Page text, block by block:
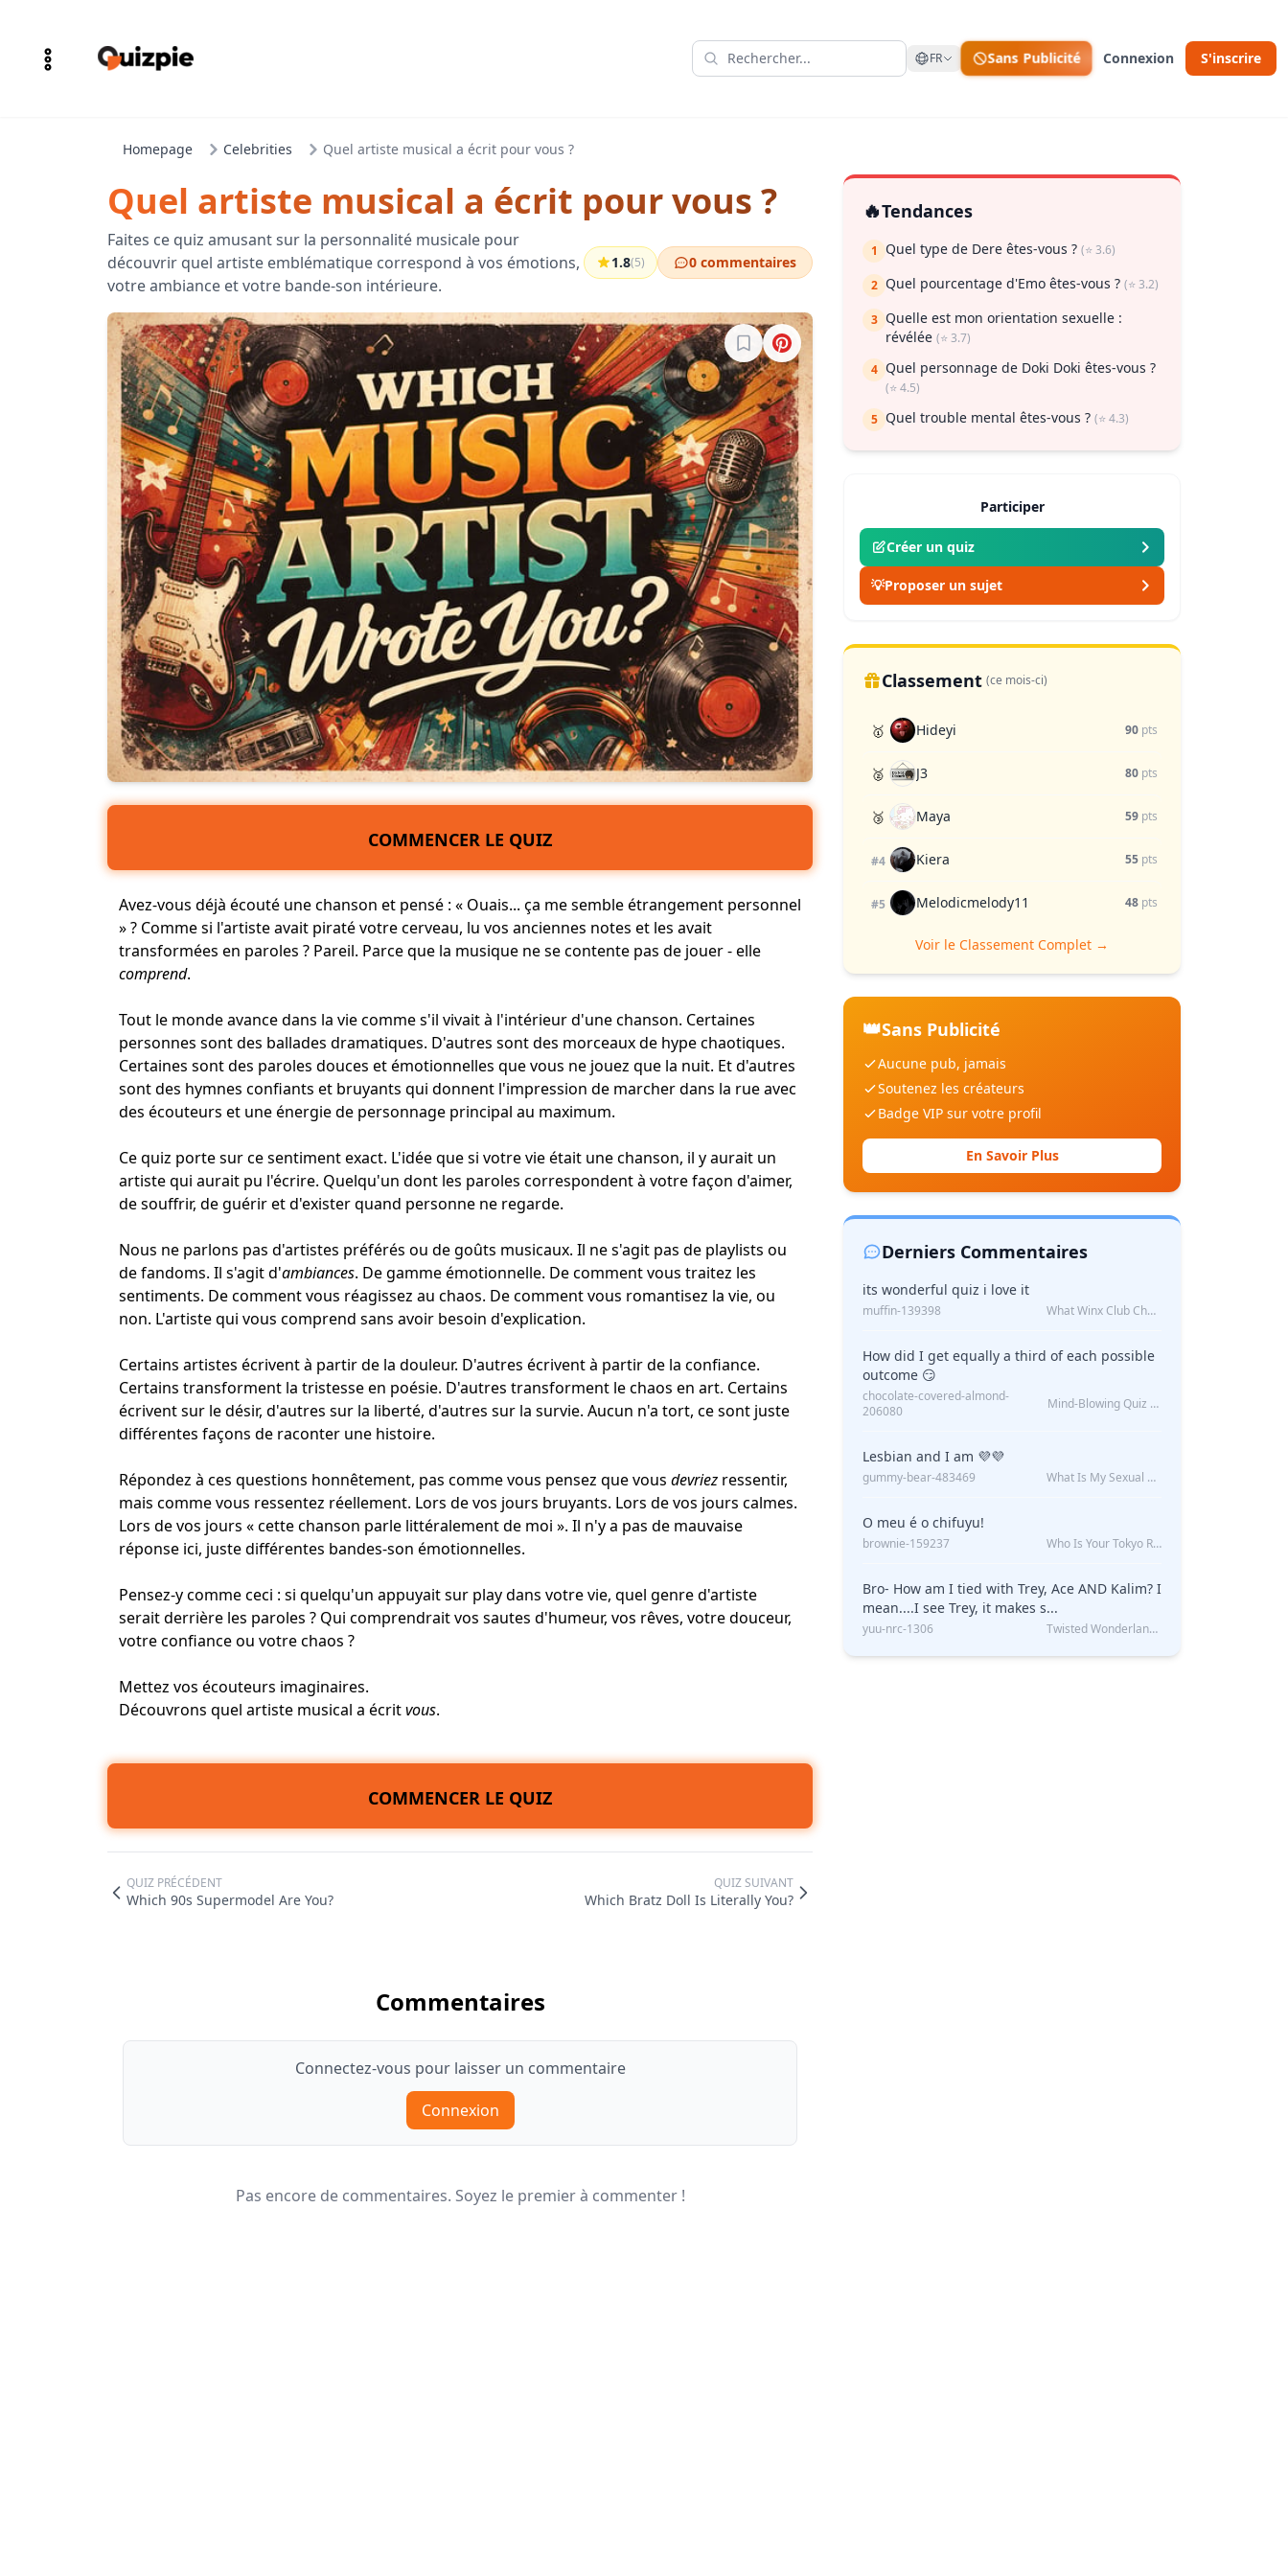
FR Sans Publicité Connexion S'inscrire
Homepage Celebrities Quel artiste musical a écrit pour vous ?
Quel artiste musical a écrit pour vous ?
Faites ce quiz amusant sur la personnalité musicale pour
découvrir quel artiste emblématique correspond à vos émotions,
votre ambiance et votre bande-son intérieure.
1.8(5) 0 commentaires
Connectez-vous pour enregistrer
COMMENCER LE QUIZ
Avez-vous déjà écouté une chanson et pensé : « Ouais... ça me semble étrangement personnel
» ? Comme si l'artiste avait piraté votre cerveau, lu vos anciennes notes et les avait
transformées en paroles ? Pareil. Parce que la musique ne se contente pas de jouer - elle
comprend.
Tout le monde avance dans la vie comme s'il vivait à l'intérieur d'une chanson. Certaines
personnes sont des ballades dramatiques. D'autres sont des morceaux de hype chaotiques.
Certaines sont des paroles douces et émotionnelles que vous ne jouez que la nuit. Et d'autres
sont des hymnes confiants et bruyants qui donnent l'impression de marcher dans la rue avec
des écouteurs et une énergie de personnage principal au maximum.
Ce quiz porte sur ce sentiment exact. L'idée que si votre vie était une chanson, il y aurait un
artiste qui aurait pu l'écrire. Quelqu'un dont les paroles correspondent à votre façon d'aimer,
de souffrir, de guérir et d'exister quand personne ne regarde.
Nous ne parlons pas d'artistes préférés ou de goûts musicaux. Il ne s'agit pas de playlists ou
de fandoms. Il s'agit d'ambiances. De gamme émotionnelle. De comment vous traitez les
sentiments. De comment vous réagissez au chaos. De comment vous romantisez la vie, ou
non. L'artiste qui vous comprend sans avoir besoin d'explication.
Certains artistes écrivent à partir de la douleur. D'autres écrivent à partir de la confiance.
Certains transforment la tristesse en poésie. D'autres transforment le chaos en art. Certains
écrivent sur le désir, d'autres sur la liberté, d'autres sur la survie. Aucun n'a tort, ce sont juste
différentes façons de raconter une histoire.
Répondez à ces questions honnêtement, pas comme vous pensez que vous devriez ressentir,
mais comme vous ressentez réellement. Lors de vos jours bruyants. Lors de vos jours calmes.
Lors de vos jours « cette chanson parle littéralement de moi ». Il n'y a pas de mauvaise
réponse ici, juste différentes bandes-son émotionnelles.
Pensez-y comme ceci : si quelqu'un appuyait sur play dans votre vie, quel genre d'artiste
serait derrière les paroles ? Qui comprendrait vos sautes d'humeur, vos rêves, votre douceur,
votre confiance ou votre chaos ?
Mettez vos écouteurs imaginaires.
Découvrons quel artiste musical a écritvous.
COMMENCER LE QUIZ
QUIZ PRÉCÉDENT
Which 90s Supermodel Are You?
QUIZ SUIVANT
Which Bratz Doll Is Literally You?
Commentaires
Connectez-vous pour laisser un commentaire
Connexion
Pas encore de commentaires. Soyez le premier à commenter !
🔥Tendances
1 Quel type de Dere êtes-vous ? (⭐ 3.6)
2 Quel pourcentage d'Emo êtes-vous ? (⭐ 3.2)
3 Quelle est mon orientation sexuelle :
révélée (⭐ 3.7)
4 Quel personnage de Doki Doki êtes-vous ?
(⭐ 4.5)
5 Quel trouble mental êtes-vous ? (⭐ 4.3)
Participer
Créer un quiz
💡Proposer un sujet
Classement (ce mois-ci)
🥇 Hideyi 90 pts
🥈 J3 80 pts
🥉 Maya 59 pts
#4 Kiera 55 pts
#5 Melodicmelody11 48 pts
Voir le Classement Complet →
👑Sans Publicité
Aucune pub, jamais
Soutenez les créateurs
Badge VIP sur votre profil
En Savoir Plus
Derniers Commentaires
its wonderful quiz i love it
muffin-139398 What Winx Club Character Are You?
How did I get equally a third of each possible
outcome 😏
chocolate-covered-almond-
206080
Mind-Blowing Quiz Reveals: Will I Be Alone Forever?
Lesbian and I am 💜💜
gummy-bear-483469 What Is My Sexual Orientation: Uncovered
O meu é o chifuyu!
brownie-159237 Who Is Your Tokyo Revengers Boyfriend?
Bro- How am I tied with Trey, Ace AND Kalim? I
mean....I see Trey, it makes s...
yuu-nrc-1306 Twisted Wonderland Kin Quiz